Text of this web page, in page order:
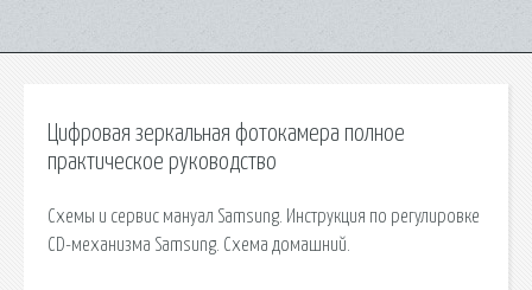
Цифровая зеркальная фотокамера полное
практическое руководство
Схемы и сервис мануал Samsung. Инструкция по регулировке
CD-механизма Samsung. Схема домашний.